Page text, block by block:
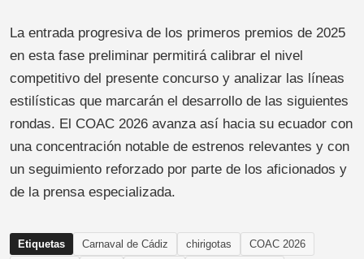
La entrada progresiva de los primeros premios de 2025
en esta fase preliminar permitirá calibrar el nivel
competitivo del presente concurso y analizar las líneas
estilísticas que marcarán el desarrollo de las siguientes
rondas. El COAC 2026 avanza así hacia su ecuador con
una concentración notable de estrenos relevantes y con
un seguimiento reforzado por parte de los aficionados y
de la prensa especializada.
Etiquetas Carnaval de Cádiz chirigotas
COAC 2026